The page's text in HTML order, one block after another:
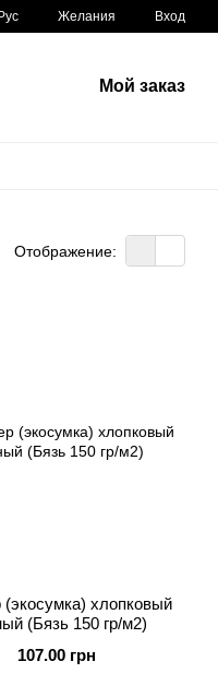
Рус Желания Вход
Мой заказ
Отображение:
хлопковый
(Бязь 150 гр/м2)
107.00 грн